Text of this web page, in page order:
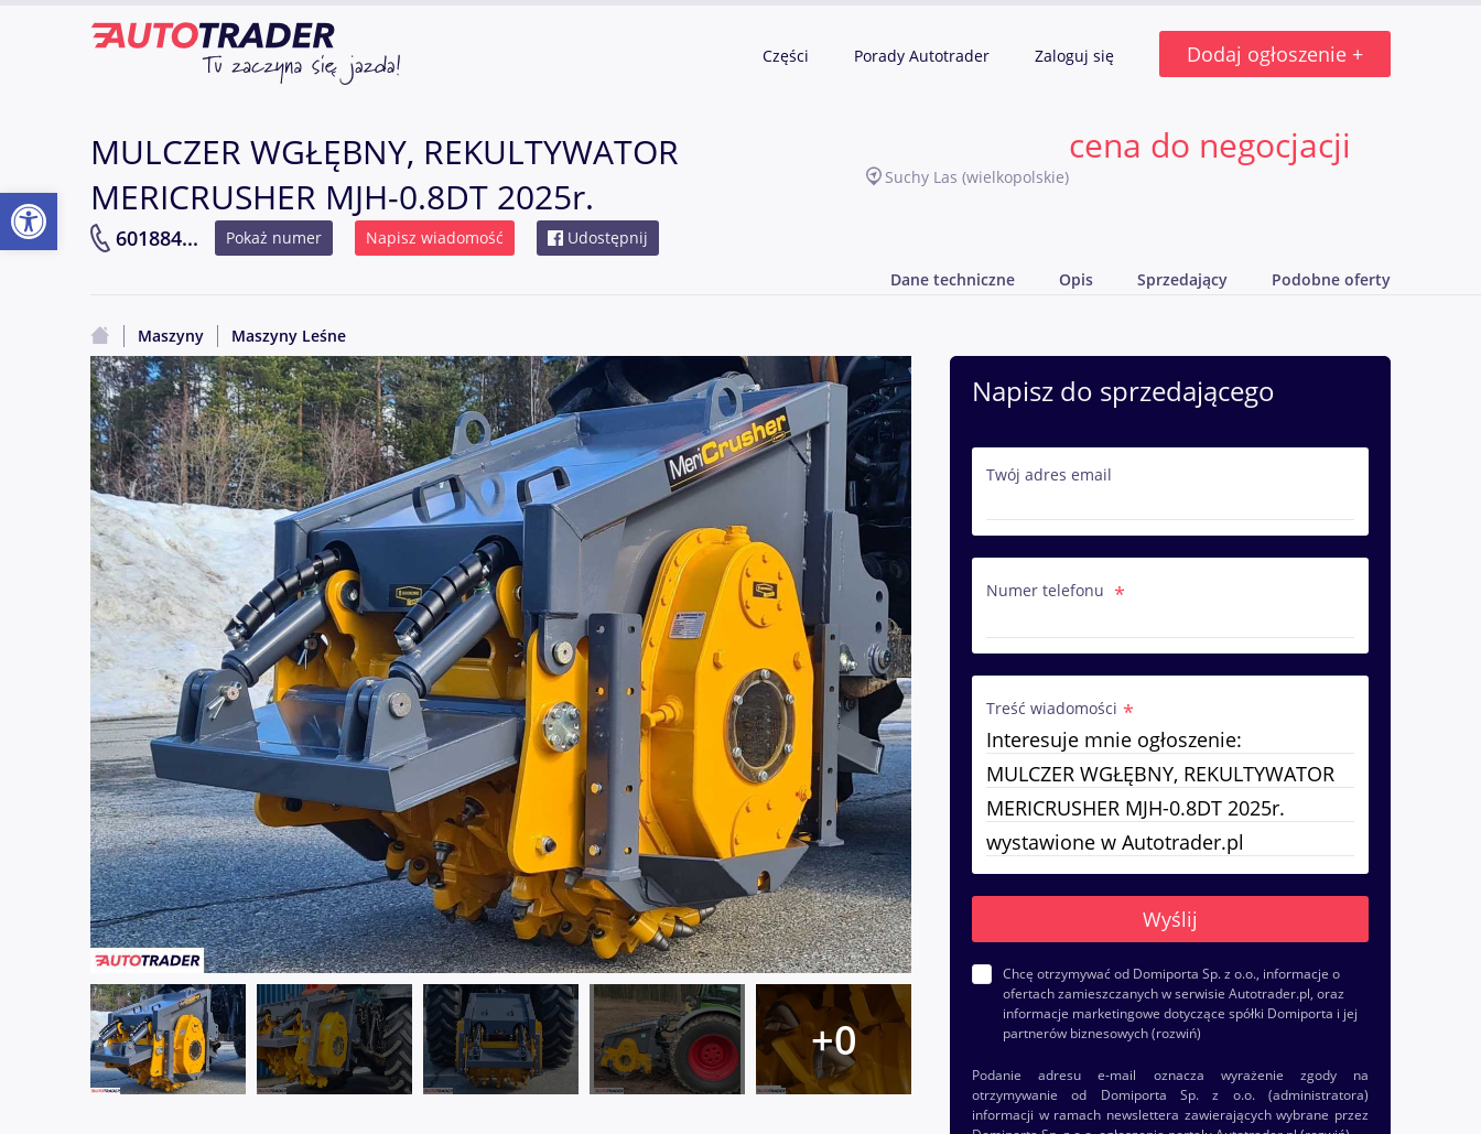
Części Porady Autotrader Zaloguj się Dodaj ogłoszenie +
MULCZER WGŁĘBNY, REKULTYWATOR
MERICRUSHER MJH-0.8DT 2025r.
Suchy Las (wielkopolskie)
601884... Pokaż numer Napisz wiadomość Udostępnij
cena do negocjacji
Dane techniczne Opis Sprzedający Podobne oferty
Maszyny Maszyny Leśne
Napisz do sprzedającego
Twój adres email
Numer telefonu
Treść wiadomości
Chcę otrzymywać od Domiporta Sp. z o.o., informacje o
ofertach zamieszczanych w serwisie Autotrader.pl, oraz
informacje marketingowe dotyczące spółki Domiporta i jej
partnerów biznesowych(rozwiń)
Podanie adresu e-mail oznacza wyrażenie zgody na
otrzymywanie od Domiporta Sp. z o.o. (administratora)
informacji w ramach newslettera zawierających wybrane przez
Otwórz pasek narzędzi